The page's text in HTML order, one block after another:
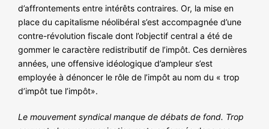
d’affrontements entre intérêts contraires. Or, la mise en
place du capitalisme néolibéral s’est accompagnée d’une
contre-révolution fiscale dont l’objectif central a été de
gommer le caractère redistributif de l’impôt. Ces dernières
années, une offensive idéologique d’ampleur s’est
employée à dénoncer le rôle de l’impôt au nom du « trop
d’impôt tue l’impôt».
Le mouvement syndical manque de débats de fond. Trop